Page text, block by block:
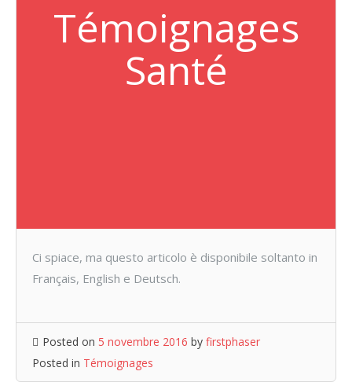
Témoignages
Santé
Ci spiace, ma questo articolo è disponibile soltanto in
Français, English e Deutsch.
Posted on 5 novembre 2016 by firstphaser
Posted in Témoignages